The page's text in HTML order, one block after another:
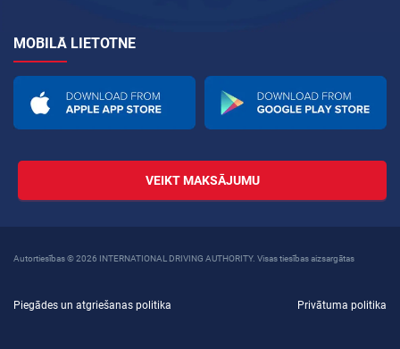
MOBILĀ LIETOTNE
VEIKT MAKSĀJUMU
Autortiesības © 2026 INTERNATIONAL DRIVING AUTHORITY. Visas tiesības aizsargātas
Piegādes un atgriešanas politika Privātuma politika